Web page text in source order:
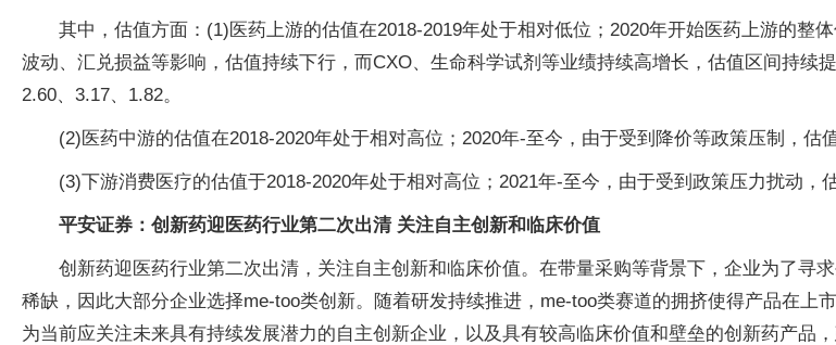
其中，估值方面：(1)医药上游的估值在2018-2019年处于相对低位；2020年开始医药上游的整
波动、汇兑损益等影响，估值持续下行，而CXO、生命科学试剂等业绩持续高增长，估值区间持续
2.60、3.17、1.82。
(2)医药中游的估值在2018-2020年处于相对高位；2020年-至今，由于受到降价等政策压制，估
(3)下游消费医疗的估值于2018-2020年处于相对高位；2021年-至今，由于受到政策压力扰动，
平安证券：创新药迎医药行业第二次出清 关注自主创新和临床价值
创新药迎医药行业第二次出清，关注自主创新和临床价值。在带量采购等背景下，企业为了寻
稀缺，因此大部分企业选择me-too类创新。随着研发持续推进，me-too类赛道的拥挤使得产品在
为当前应关注未来具有持续发展潜力的自主创新企业，以及具有较高临床价值和壁垒的创新药产品